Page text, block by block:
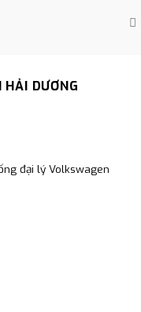
DƯƠNG
đại lý Volkswagen